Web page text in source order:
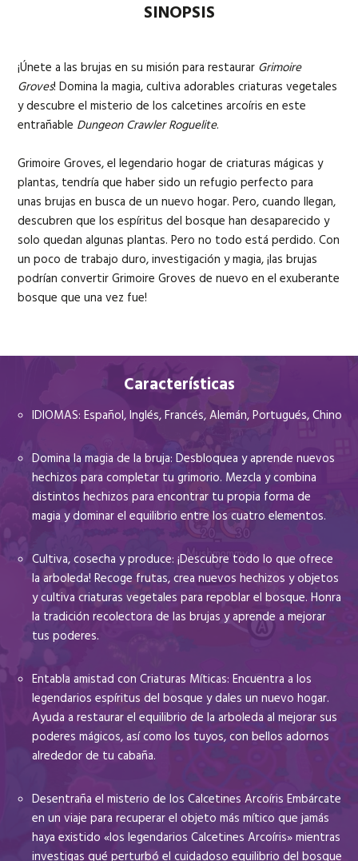
SINOPSIS
¡Únete a las brujas en su misión para restaurar Grimoire
Groves! Domina la magia, cultiva adorables criaturas vegetales
y descubre el misterio de los calcetines arcoíris en este
entrañable Dungeon Crawler Roguelite.
Grimoire Groves, el legendario hogar de criaturas mágicas y
plantas, tendría que haber sido un refugio perfecto para
unas brujas en busca de un nuevo hogar. Pero, cuando llegan,
descubren que los espíritus del bosque han desaparecido y
solo quedan algunas plantas. Pero no todo está perdido. Con
un poco de trabajo duro, investigación y magia, ¡las brujas
podrían convertir Grimoire Groves de nuevo en el exuberante
bosque que una vez fue!
Características
IDIOMAS: Español, Inglés, Francés, Alemán, Portugués, Chino
Domina la magia de la bruja: Desbloquea y aprende nuevos
hechizos para completar tu grimorio. Mezcla y combina
distintos hechizos para encontrar tu propia forma de
magia y dominar el equilibrio entre los cuatro elementos.
Cultiva, cosecha y produce: ¡Descubre todo lo que ofrece
la arboleda! Recoge frutas, crea nuevos hechizos y objetos
y cultiva criaturas vegetales para repoblar el bosque. Honra
la tradición recolectora de las brujas y aprende a mejorar
tus poderes.
Entabla amistad con Criaturas Míticas: Encuentra a los
legendarios espíritus del bosque y dales un nuevo hogar.
Ayuda a restaurar el equilibrio de la arboleda al mejorar sus
poderes mágicos, así como los tuyos, con bellos adornos
alrededor de tu cabaña.
Desentraña el misterio de los Calcetines Arcoíris Embárcate
en un viaje para recuperar el objeto más mítico que jamás
haya existido «los legendarios Calcetines Arcoíris» mientras
investigas qué perturbó el cuidadoso equilibrio del bosque